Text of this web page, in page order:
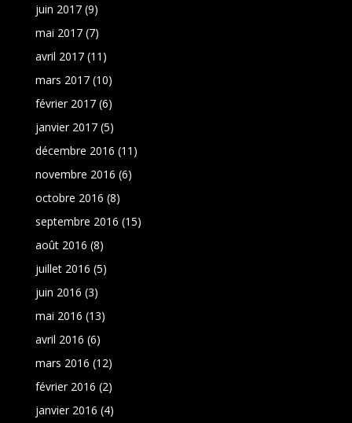
juin 2017(9)
mai 2017(7)
avril 2017(11)
mars 2017(10)
février 2017(6)
janvier 2017(5)
décembre 2016 (11)
novembre 2016 (6)
octobre 2016 (8)
septembre 2016 (15)
août 2016 (8)
juillet 2016 (5)
juin 2016 (3)
mai 2016 (13)
avril 2016 (6)
mars 2016 (12)
février 2016 (2)
janvier 2016 (4)